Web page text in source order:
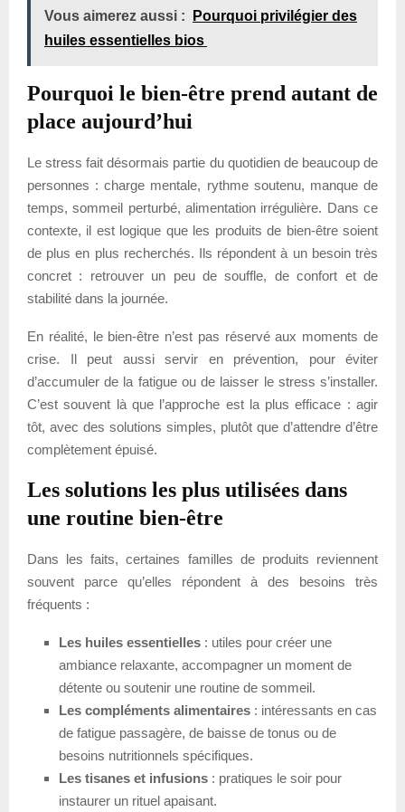
Vous aimerez aussi :
Pourquoi privilégier des
huiles essentielles bios
Pourquoi le bien-être prend autant de
place aujourd’hui
Le stress fait désormais partie du quotidien de beaucoup de
personnes : charge mentale, rythme soutenu, manque de
temps, sommeil perturbé, alimentation irrégulière. Dans ce
contexte, il est logique que les produits de bien-être soient
de plus en plus recherchés. Ils répondent à un besoin très
concret : retrouver un peu de souffle, de confort et de
stabilité dans la journée.
En réalité, le bien-être n’est pas réservé aux moments de
crise. Il peut aussi servir en prévention, pour éviter
d’accumuler de la fatigue ou de laisser le stress s’installer.
C’est souvent là que l’approche est la plus efficace : agir
tôt, avec des solutions simples, plutôt que d’attendre d’être
complètement épuisé.
Les solutions les plus utilisées dans
une routine bien-être
Dans les faits, certaines familles de produits reviennent
souvent parce qu’elles répondent à des besoins très
fréquents :
Les huiles essentielles : utiles pour créer une
ambiance relaxante, accompagner un moment de
détente ou soutenir une routine de sommeil.
Les compléments alimentaires : intéressants en cas
de fatigue passagère, de baisse de tonus ou de
besoins nutritionnels spécifiques.
Les tisanes et infusions : pratiques le soir pour
instaurer un rituel apaisant.